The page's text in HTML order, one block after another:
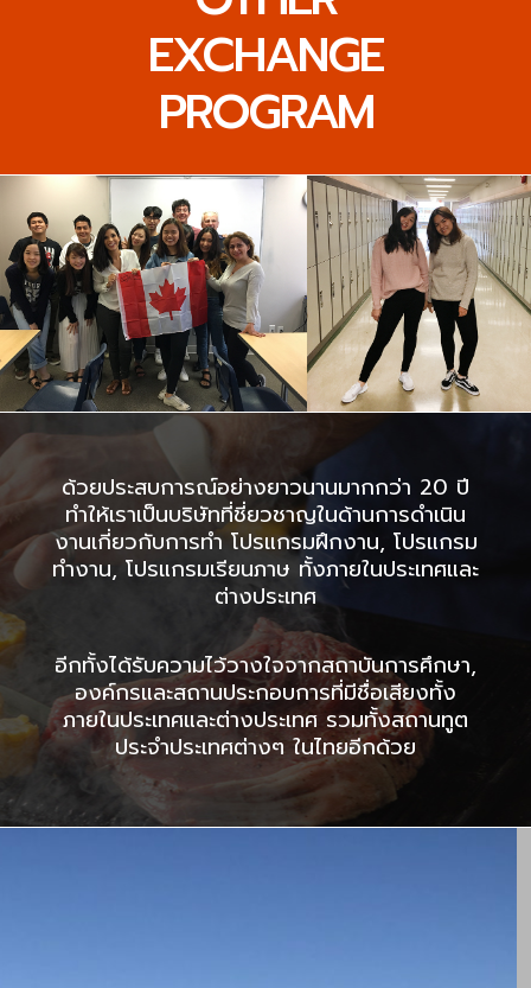
EXCHANGE
PROGRAM
ด้วยประสบการณ์อย่างยาวนานมากกว่า 20 ปี
ทำให้เราเป็นบริษัทที่ชี่ยวชาญในด้านการดำเนิน
งานเกี่ยวกับการทำ โปรแกรมฝึกงาน, โปรแกรม
ทำงาน, โปรแกรมเรียนภาษ ทั้งภายในประเทศและ
ต่างประเทศ
อีกทั้งได้รับความไว้วางใจจากสถาบันการศึกษา,
องค์กรและสถานประกอบการที่มีชื่อเสียงทั้ง
ภายในประเทศและต่างประเทศ รวมทั้งสถานทูต
ประจำประเทศต่างๆ ในไทยอีกด้วย